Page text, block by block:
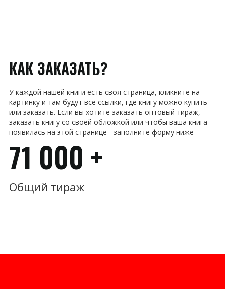
КАК ЗАКАЗАТЬ?
У каждой нашей книги есть своя страница, кликните на
картинку и там будут все ссылки, где книгу можно купить
или заказать. Если вы хотите заказать оптовый тираж,
заказать книгу со своей обложкой или чтобы ваша книга
появилась на этой странице - заполните форму ниже
71 000 +
Общий тираж